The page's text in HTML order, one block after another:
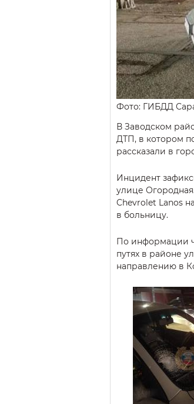
Фото: ГИБДД
В Заводском
ДТП, в котором
рассказали в
Инцидент
улице
Chevrolet Lanos
в больницу.
По информации
путях в районе
направлению в